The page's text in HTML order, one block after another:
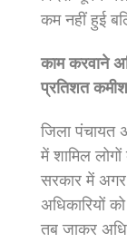
कम नहीं हुई
काम करवाने
प्रतिशत
जिला पंचायत
में शामिल
सरकार में अगर
अधिकारियों
तब जाकर